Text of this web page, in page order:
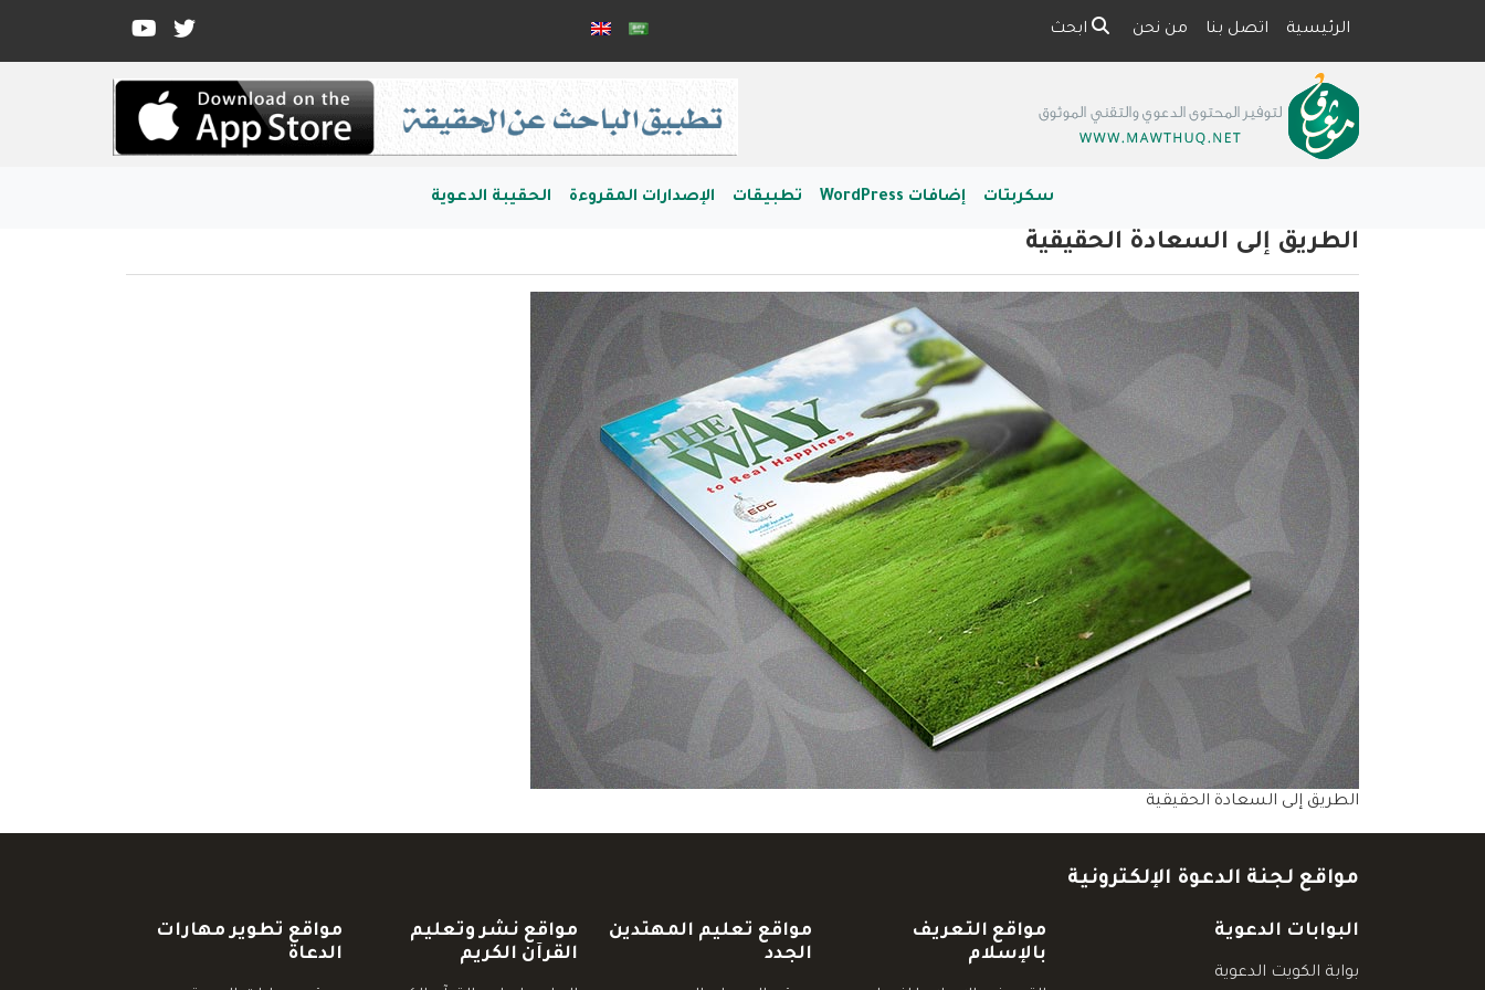
الرئيسية اتصل بنا من نحن ابحث
سكربتات إضافات WordPress تطبيقات الإصدارات المقروءة الحقيبة الدعوية
الطريق إلى السعادة الحقيقية
الطريق إلى السعادة الحقيقية
مواقع لجنة الدعوة الإلكترونية
البوابات الدعوية
بوابة الكويت الدعوية
مواقع التعريف
بالإسلام
مواقع تعليم المهتدين
الجدد
مواقع نشر وتعليم
القرآن الكريم
مواقع تطوير مهارات
الدعاة